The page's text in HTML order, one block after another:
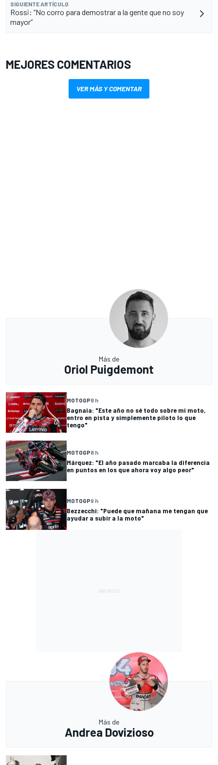
SIGUIENTE ARTÍCULO
Rossi: “No corro para demostrar a la gente que no soy
mayor”
MEJORES COMENTARIOS
VER MÁS Y COMENTAR
Más de
Oriol Puigdemont
MOTOGP8 h
Bagnaia: "Este año no sé todo sobre mi moto,
entro en pista y simplemente piloto lo que
tengo"
MOTOGP8 h
Márquez: "El año pasado marcaba la diferencia
en puntos en los que ahora voy algo peor"
MOTOGP9 h
Bezzecchi: "Puede que mañana me tengan que
ayudar a subir a la moto"
Más de
Andrea Dovizioso